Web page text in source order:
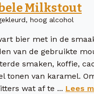
Milkstout
hoog alcohol
bier met in de
van de gebruikte
smaken, koffie,
tonen van karamel.
wat af te ... Lees